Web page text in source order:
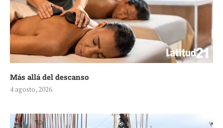
Más allá del descanso
4 agosto, 2026